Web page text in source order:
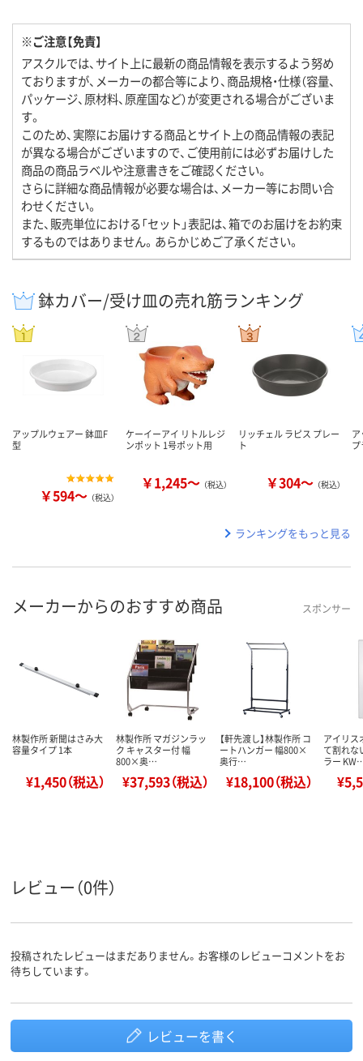
※ご注意【免責】
アスクルでは、サイト上に最新の商品情報を表示するよう努め
ておりますが、メーカーの都合等により、商品規格・仕様（容量、
パッケージ、原材料、原産国など）が変更される場合がございま
す。
このため、実際にお届けする商品とサイト上の商品情報の表記
が異なる場合がございますので、ご使用前には必ずお届けした
商品の商品ラベルや注意書きをご確認ください。
さらに詳細な商品情報が必要な場合は、メーカー等にお問い合
わせください。
また、販売単位における「セット」表記は、箱でのお届けをお約束
するものではありません。あらかじめご了承ください。
鉢カバー/受け皿の売れ筋ランキング
アップルウェアー 鉢皿F
型
￥594～ （税込）
ケーイーアイ リトルレジ
ンポット 1号ポット用
￥1,245～ （税込）
リッチェル ラピス プレー
ト
￥304～ （税込）
ランキングをもっと見る
メーカーからのおすすめ商品 スポンサー
林製作所 新聞はさみ大
容量タイプ 1本
¥1,450（税込）
林製作所 マガジンラッ
ク キャスター付 幅
800×奥…
¥37,593（税込）
【軒先渡し】林製作所 コ
ートハンガー 幅800×
奥行…
¥18,100（税込）
アイリス
て割れな
ラー
レビュー（0件）
投稿されたレビューはまだありません。お客様のレビューコメントをお
待ちしています。
レビューを書く